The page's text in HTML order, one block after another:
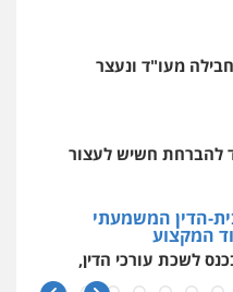
מעו"ד ונעצר
להברחת חשיש לעצור
הדין המשמעתי
המקצוע
לשכת עורכי הדין,